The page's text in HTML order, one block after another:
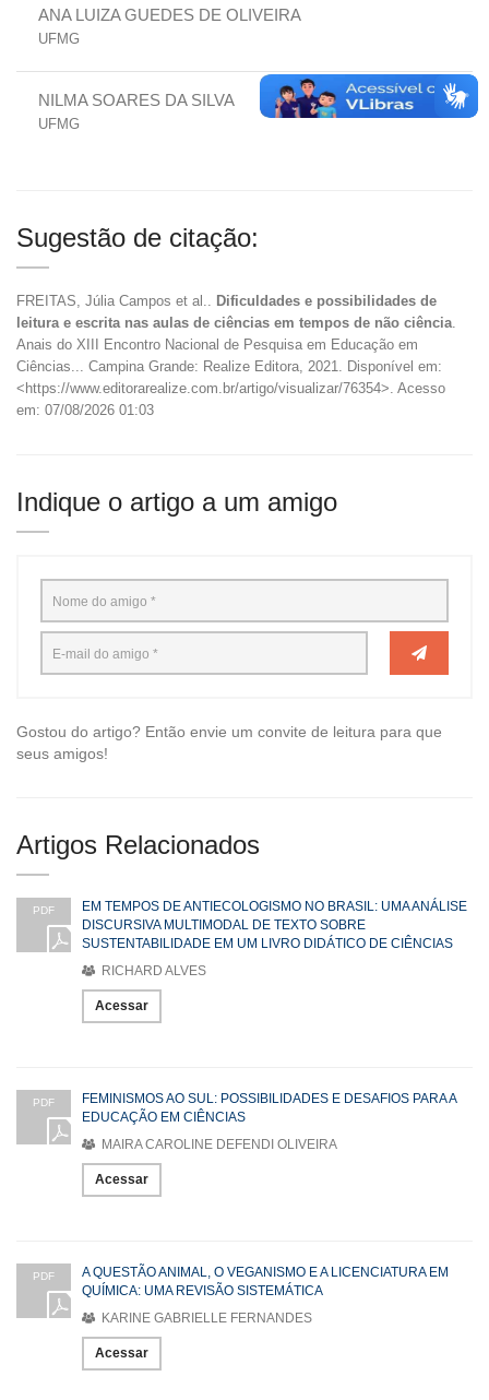
ANA LUIZA GUEDES DE OLIVEIRA
UFMG
NILMA SOARES DA SILVA
UFMG
Sugestão de citação:
FREITAS, Júlia Campos et al.. Dificuldades e possibilidades de
leitura e escrita nas aulas de ciências em tempos de não ciência.
Anais do XIII Encontro Nacional de Pesquisa em Educação em
Ciências... Campina Grande: Realize Editora, 2021. Disponível em:
<https://www.editorarealize.com.br/artigo/visualizar/76354>. Acesso
em: 07/08/2026 01:03
Indique o artigo a um amigo
Gostou do artigo? Então envie um convite de leitura para que
seus amigos!
Artigos Relacionados
PDF
EM TEMPOS DE ANTIECOLOGISMO NO BRASIL: UMA ANÁLISE
DISCURSIVA MULTIMODAL DE TEXTO SOBRE
SUSTENTABILIDADE EM UM LIVRO DIDÁTICO DE CIÊNCIAS
RICHARD ALVES
Acessar
PDF
FEMINISMOS AO SUL: POSSIBILIDADES E DESAFIOS PARA A
EDUCAÇÃO EM CIÊNCIAS
MAIRA CAROLINE DEFENDI OLIVEIRA
Acessar
PDF
A QUESTÃO ANIMAL, O VEGANISMO E A LICENCIATURA EM
QUÍMICA: UMA REVISÃO SISTEMÁTICA
KARINE GABRIELLE FERNANDES
Acessar